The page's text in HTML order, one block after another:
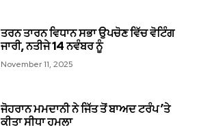
ਤਰਨ ਤਾਰਨ ਵਿਧਾਨ ਸਭਾ ਉਪਚੋਣ ਵਿੱਚ ਵੋਟਿੰਗ
ਜਾਰੀ, ਨਤੀਜੇ 14 ਨਵੰਬਰ ਨੂੰ
November 11, 2025
ਜੋਹਰਾਨ ਮਮਦਾਨੀ ਨੇ ਜਿੱਤ ਤੋਂ ਬਾਅਦ ਟਰੰਪ ’ਤੇ
ਕੀਤਾ ਸੀਧਾ ਹਮਲਾ